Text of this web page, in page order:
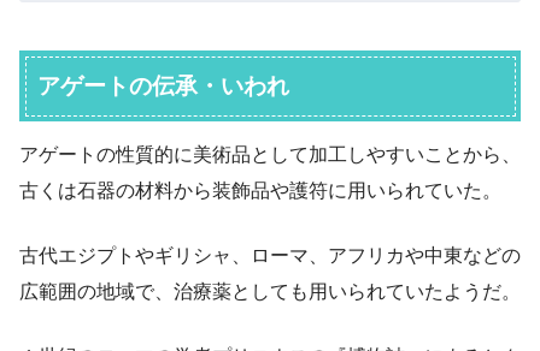
アゲートの伝承・いわれ
アゲートの性質的に美術品として加工しやすいことから、
古くは石器の材料から装飾品や護符に用いられていた。
古代エジプトやギリシャ、ローマ、アフリカや中東などの
広範囲の地域で、治療薬としても用いられていたようだ。